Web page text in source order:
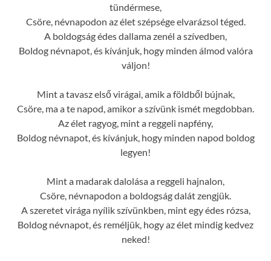
tündérmese,
Csöre, névnapodon az élet szépsége elvarázsol téged.
A boldogság édes dallama zenél a szívedben,
Boldog névnapot, és kívánjuk, hogy minden álmod valóra
váljon!
Mint a tavasz első virágai, amik a földből bújnak,
Csöre, ma a te napod, amikor a szívünk ismét megdobban.
Az élet ragyog, mint a reggeli napfény,
Boldog névnapot, és kívánjuk, hogy minden napod boldog
legyen!
Mint a madarak dalolása a reggeli hajnalon,
Csöre, névnapodon a boldogság dalát zengjük.
A szeretet virága nyílik szívünkben, mint egy édes rózsa,
Boldog névnapot, és reméljük, hogy az élet mindig kedvez
neked!